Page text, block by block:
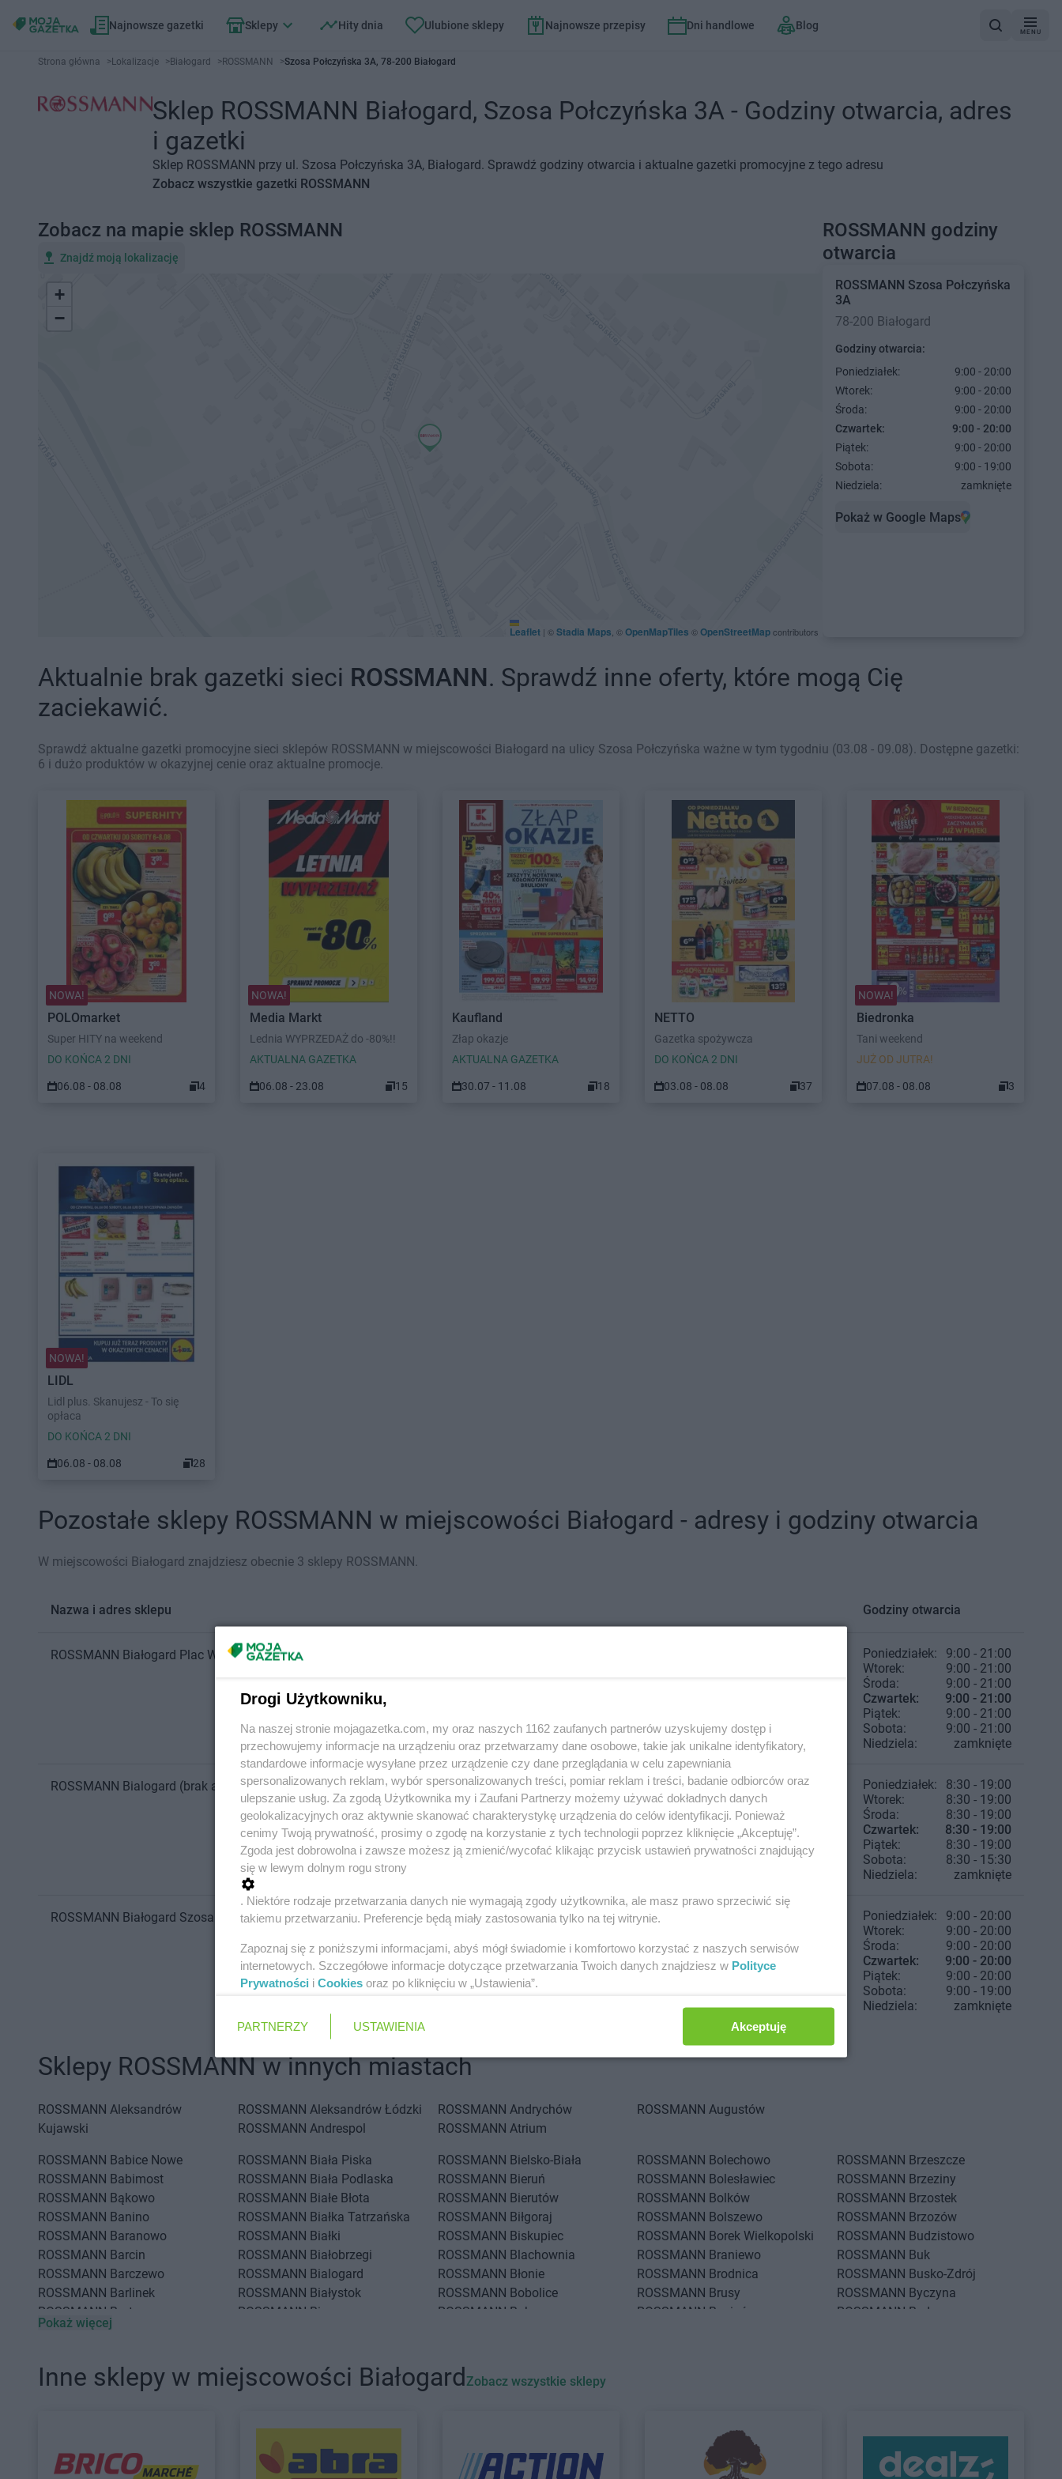
Najnowsze gazetki Sklepy Hity dnia Ulubione sklepy Najnowsze przepisy Dni handlowe Blog
MENU
Strona główna >Lokalizacje >Białogard >ROSSMANN >Szosa Połczyńska 3A, 78-200 Białogard
Sklep ROSSMANN Białogard, Szosa Połczyńska 3A - Godziny otwarcia, adres
i gazetki
Sklep ROSSMANN przy ul. Szosa Połczyńska 3A, Białogard. Sprawdź godziny otwarcia i aktualne gazetki promocyjne z tego adresu
Zobacz wszystkie gazetki ROSSMANN
ROSSMANN godziny
otwarcia
ROSSMANN Szosa Połczyńska
3A
78-200 Białogard
Godziny otwarcia:
Poniedziałek:
9:00 - 20:00
Wtorek:
9:00 - 20:00
Środa:
9:00 - 20:00
Czwartek:
9:00 - 20:00
Piątek:
9:00 - 20:00
Sobota:
9:00 - 19:00
Niedziela:
zamknięte
Pokaż w Google Maps
Zobacz na mapie sklep ROSSMANN
Znajdź moją lokalizację
+
−
Leaflet | ©Stadia Maps , ©OpenMapTiles ©OpenStreetMapcontributors
Aktualnie brak gazetki sieci ROSSMANN. Sprawdź inne oferty, które mogą Cię
zaciekawić.
Sprawdź aktualne gazetki promocyjne sieci sklepów ROSSMANN w miejscowości Białogard na ulicy Szosa Połczyńska ważne w tym tygodniu (03.08 - 09.08). Dostępne gazetki:
6 i dużo produktów w okazyjnej cenie oraz aktualne promocje.
NOWA!
POLOmarket
Super HITY na weekend
DO KOŃCA 2 DNI
06.08 - 08.08 4
NOWA!
Media Markt
Lednia WYPRZEDAŻ do -80%!!
AKTUALNA GAZETKA
06.08 - 23.08 15
Kaufland
Złap okazje
AKTUALNA GAZETKA
30.07 - 11.08 18
NETTO
Gazetka spożywcza
DO KOŃCA 2 DNI
03.08 - 08.08 37
NOWA!
Biedronka
Tani weekend
JUŻ OD JUTRA!
07.08 - 08.08 3
NOWA!
LIDL
Lidl plus. Skanujesz - To się
opłaca
DO KOŃCA 2 DNI
06.08 - 08.08 28
Pozostałe sklepy ROSSMANN w miejscowości Białogard - adresy i godziny otwarcia
W miejscowości Białogard znajdziesz obecnie 3 sklepy ROSSMANN.
Nazwa i adres sklepu Godziny otwarcia
ROSSMANN Białogard Plac Wolności 10 Poniedziałek:
9:00 - 21:00
Wtorek:
9:00 - 21:00
Środa:
9:00 - 21:00
Czwartek:
9:00 - 21:00
Piątek:
9:00 - 21:00
Sobota:
9:00 - 21:00
Niedziela:
zamknięte
ROSSMANN Bialogard (brak adresu) Poniedziałek:
8:30 - 19:00
Wtorek:
8:30 - 19:00
Środa:
8:30 - 19:00
Czwartek:
8:30 - 19:00
Piątek:
8:30 - 19:00
Sobota:
8:30 - 15:30
Niedziela:
zamknięte
ROSSMANN Białogard Szosa Połczyńska 3A Poniedziałek:
9:00 - 20:00
Wtorek:
9:00 - 20:00
Środa:
9:00 - 20:00
Czwartek:
9:00 - 20:00
Piątek:
9:00 - 20:00
Sobota:
9:00 - 19:00
Niedziela:
zamknięte
Sklepy ROSSMANN w innych miastach
ROSSMANN Aleksandrów
Kujawski
ROSSMANN Aleksandrów Łódzki
ROSSMANN Andrespol
ROSSMANN Andrychów
ROSSMANN Atrium
ROSSMANN Augustów
ROSSMANN Babice Nowe
ROSSMANN Babimost
ROSSMANN Bąkowo
ROSSMANN Banino
ROSSMANN Baranowo
ROSSMANN Barcin
ROSSMANN Barczewo
ROSSMANN Barlinek
ROSSMANN Bartoszyce
ROSSMANN Barwice
ROSSMANN Bełchatów
ROSSMANN Bełżyce
ROSSMANN Biała Piska
ROSSMANN Biała Podlaska
ROSSMANN Białe Błota
ROSSMANN Białka Tatrzańska
ROSSMANN Białki
ROSSMANN Białobrzegi
ROSSMANN Bialogard
ROSSMANN Białystok
ROSSMANN Biecz
ROSSMANN Bielawa
ROSSMANN Bielsk Podlaski
ROSSMANN Bielsko-Biała
ROSSMANN Bieruń
ROSSMANN Bierutów
ROSSMANN Biłgoraj
ROSSMANN Biskupiec
ROSSMANN Blachownia
ROSSMANN Błonie
ROSSMANN Bobolice
ROSSMANN Bobowa
ROSSMANN
ROSSMANN Boguszów-Gorce
ROSSMANN Bolechowo
ROSSMANN Bolesławiec
ROSSMANN Bolków
ROSSMANN Bolszewo
ROSSMANN Borek Wielkopolski
ROSSMANN Braniewo
ROSSMANN Brodnica
ROSSMANN Brusy
ROSSMANN Brwinów
ROSSMANN Brzeszcze
ROSSMANN Brzeziny
ROSSMANN Brzostek
ROSSMANN Brzozów
ROSSMANN Budzistowo
ROSSMANN Buk
ROSSMANN Busko-Zdrój
ROSSMANN Byczyna
ROSSMANN Bydgoszcz
ROSSMANN Chełmek
ROSSMANN
ROSSMANN Chojnice
ROSSMANN Ciechanowiec
Czarnków
ROSSMANN
Czchów
ROSSMANN Czersk
ROSSMANN Czerwionka-
Pokaż więcej
Inne sklepy w miejscowości BiałogardZobacz wszystkie sklepy
Drogi Użytkowniku,
Na naszej stronie mojagazetka.com, my oraz naszych 1162 zaufanych partnerów uzyskujemy dostęp i
przechowujemy informacje na urządzeniu oraz przetwarzamy dane osobowe, takie jak unikalne identyfikatory,
standardowe informacje wysyłane przez urządzenie czy dane przeglądania w celu zapewniania
spersonalizowanych reklam, wybór spersonalizowanych treści, pomiar reklam i treści, badanie odbiorców oraz
ulepszanie usług. Za zgodą Użytkownika my i Zaufani Partnerzy możemy używać dokładnych danych
geolokalizacyjnych oraz aktywnie skanować charakterystykę urządzenia do celów identyfikacji. Ponieważ
cenimy Twoją prywatność, prosimy o zgodę na korzystanie z tych technologii poprzez kliknięcie „Akceptuję”.
Zgoda jest dobrowolna i zawsze możesz ją zmienić/wycofać klikając przycisk ustawień prywatności znajdujący
się w lewym dolnym rogu strony
. Niektóre rodzaje przetwarzania danych nie wymagają zgody użytkownika, ale masz prawo sprzeciwić się
takiemu przetwarzaniu. Preferencje będą miały zastosowania tylko na tej witrynie.
Zapoznaj się z poniższymi informacjami, abyś mógł świadomie i komfortowo korzystać z naszych serwisów
internetowych. Szczegółowe informacje dotyczące przetwarzania Twoich danych znajdziesz w Polityce
Prywatności i Cookies oraz po kliknięciu w „Ustawienia”.
PARTNERZY USTAWIENIA Akceptuję